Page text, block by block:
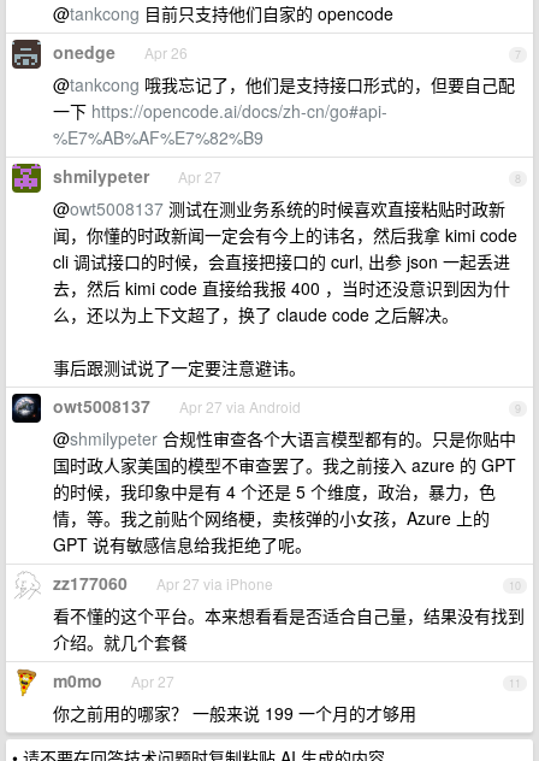
@tankcong 目前只支持他们自家的 opencode
7
onedge Apr 26
@tankcong 哦我忘记了，他们是支持接口形式的，但要自己配
一下 https://opencode.ai/docs/zh-cn/go#api-
%E7%AB%AF%E7%82%B9
8
shmilypeter Apr 27
@owt5008137 测试在测业务系统的时候喜欢直接粘贴时政新
闻，你懂的时政新闻一定会有今上的讳名，然后我拿 kimi code
cli 调试接口的时候，会直接把接口的 curl, 出参 json 一起丢进
去，然后 kimi code 直接给我报 400 ，当时还没意识到因为什
么，还以为上下文超了，换了 claude code 之后解决。
事后跟测试说了一定要注意避讳。
9
owt5008137 Apr 27 via Android
@shmilypeter 合规性审查各个大语言模型都有的。只是你贴中
国时政人家美国的模型不审查罢了。我之前接入 azure 的 GPT
的时候，我印象中是有 4 个还是 5 个维度，政治，暴力，色
情，等。我之前贴个网络梗，卖核弹的小女孩，Azure 上的
GPT 说有敏感信息给我拒绝了呢。
10
zz177060 Apr 27 via iPhone
看不懂的这个平台。本来想看看是否适合自己量，结果没有找到
介绍。就几个套餐
11
m0mo Apr 27
你之前用的哪家？ 一般来说 199 一个月的才够用